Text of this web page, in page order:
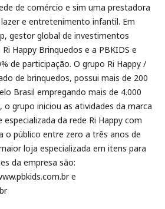
de comércio e sim uma prestadora
e entretenimento infantil. Em
gestor global de investimentos
Happy Brinquedos e a PBKIDS e
de participação. O grupo Ri Happy /
de brinquedos, possui mais de 200
Brasil empregando mais de 4.000
o grupo iniciou as atividades da marca
especializada da rede Ri Happy com
o público entre zero a três anos de
loja especializada em itens para
da empresa são:
e